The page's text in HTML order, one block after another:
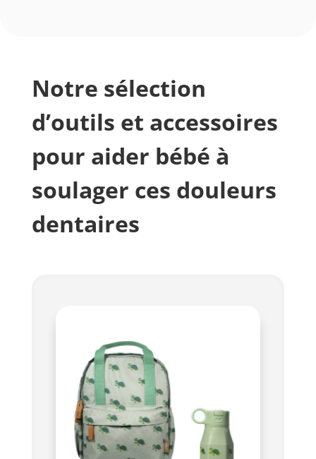
Notre sélection
d’outils et accessoires
pour aider bébé à
soulager ces douleurs
dentaires